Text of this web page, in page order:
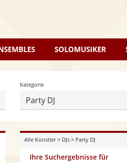
SOLOMUSIKER
Ort
Events
festlegen
Kategorie
Party DJ
Alle Künstler> DJs> Party DJ
Ihre Suchergebnisse für